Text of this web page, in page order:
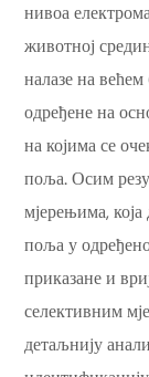
нивоа
животној
налазе на већем
одређене на
на којима се
поља. Осим
мјерењима,
поља у
приказане и
селективним
детаљнију